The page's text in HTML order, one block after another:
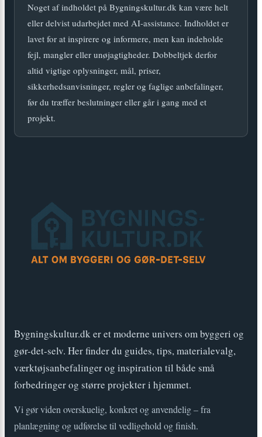
Noget af indholdet på Bygningskultur.dk kan være helt
eller delvist udarbejdet med AI-assistance. Indholdet er
lavet for at inspirere og informere, men kan indeholde
fejl, mangler eller unøjagtigheder. Dobbeltjek derfor
altid vigtige oplysninger, mål, priser,
sikkerhedsanvisninger, regler og faglige anbefalinger,
før du træffer beslutninger eller går i gang med et
projekt.
Bygningskultur.dk er et moderne univers om byggeri og
gør-det-selv. Her finder du guides, tips, materialevalg,
værktøjsanbefalinger og inspiration til både små
forbedringer og større projekter i hjemmet.
Vi gør viden overskuelig, konkret og anvendelig – fra
planlægning og udførelse til vedligehold og finish.